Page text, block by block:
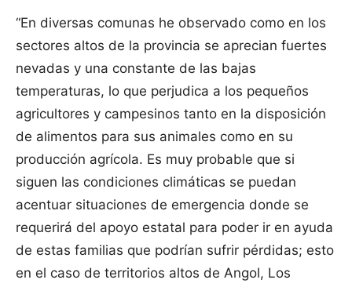
“En diversas comunas he observado como en los
sectores altos de la provincia se aprecian fuertes
nevadas y una constante de las bajas
temperaturas, lo que perjudica a los pequeños
agricultores y campesinos tanto en la disposición
de alimentos para sus animales como en su
producción agrícola. Es muy probable que si
siguen las condiciones climáticas se puedan
acentuar situaciones de emergencia donde se
requerirá del apoyo estatal para poder ir en ayuda
de estas familias que podrían sufrir pérdidas; esto
en el caso de territorios altos de Angol, Los